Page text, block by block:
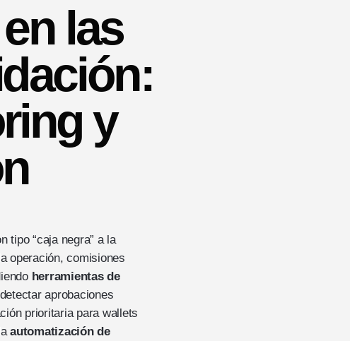
las
y
tipo “caja negra” a la
operación, comisiones
herramientas de
aprobaciones
prioritaria para wallets
automatización de